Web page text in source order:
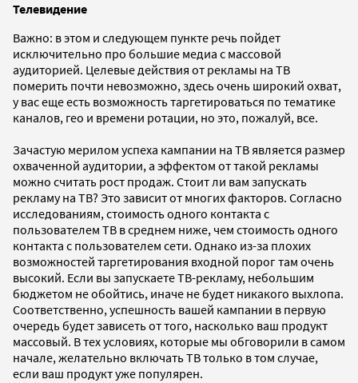
Телевидение
Важно: в этом и следующем пункте речь пойдет
исключительно про большие медиа с массовой
аудиторией. Целевые действия от рекламы на ТВ
померить почти невозможно, здесь очень широкий охват,
у вас еще есть возможность таргетироваться по тематике
каналов, гео и времени ротации, но это, пожалуй, все.
Зачастую мерилом успеха кампании на ТВ является размер
охваченной аудитории, а эффектом от такой рекламы
можно считать рост продаж. Стоит ли вам запускать
рекламу на ТВ? Это зависит от многих факторов. Согласно
исследованиям, стоимость одного контакта с
пользователем ТВ в среднем ниже, чем стоимость одного
контакта с пользователем сети. Однако из-за плохих
возможностей таргетирования входной порог там очень
высокий. Если вы запускаете ТВ-рекламу, небольшим
бюджетом не обойтись, иначе не будет никакого выхлопа.
Соответственно, успешность вашей кампании в первую
очередь будет зависеть от того, насколько ваш продукт
массовый. В тех условиях, которые мы обговорили в самом
начале, желательно включать ТВ только в том случае,
если ваш продукт уже популярен.